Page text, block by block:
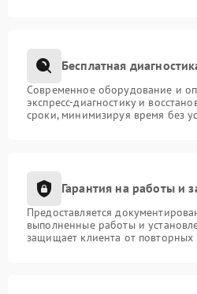
Бесплатная
Современное оборудование и
экспресс-диагностику и
сроки, минимизируя время без
Гарантия на работы и
Предоставляется
выполненные работы и
защищает клиента от повторных